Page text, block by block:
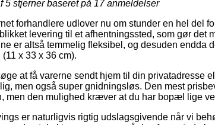
5 stjerner baseret på 17anmeldelser
forhandlere udlover nu om stunder en hel del
levering til et afhentningssted, som gør det
er altså temmelig fleksibel, og desuden endda
x 33 x 36 cm).
at få varerne sendt hjem til din privatadresse
men også super gnidningsløs. Den mest
men den mulighed kræver at du har bopæl lige
er naturligvis rigtig udslagsgivende når vi